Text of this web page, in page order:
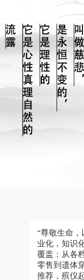
“尊敬生命
业化，知识
覆盖：从各
零售到遗体
推荐，殡仪